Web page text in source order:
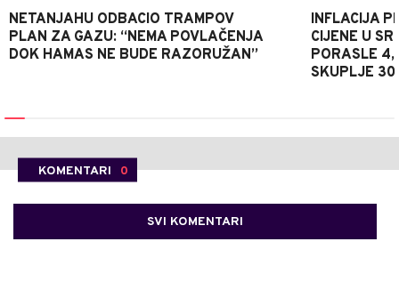
NETANJAHU ODBACIO TRAMPOV
PLAN ZA GAZU: “NEMA POVLAČENJA
DOK HAMAS NE BUDE RAZORUŽAN”
INFLACIJA
CIJENE U
PORASLE
SKUPLJE 30
KOMENTARI 0
SVI KOMENTARI